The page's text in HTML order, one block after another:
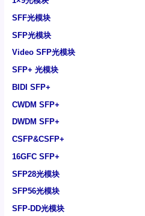
SFF光模块
SFP光模块
Video SFP光模块
SFP+ 光模块
BIDI SFP+
CWDM SFP+
DWDM SFP+
CSFP&CSFP+
16GFC SFP+
SFP28光模块
SFP56光模块
SFP-DD光模块